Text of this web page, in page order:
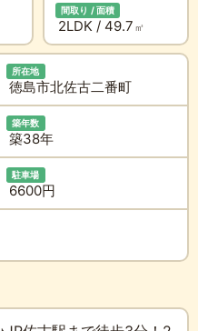
間取り / 面積
2LDK / 49.7 ㎡
所在地
徳島市北佐古二番町
築年数
築38年
駐車場
6600円